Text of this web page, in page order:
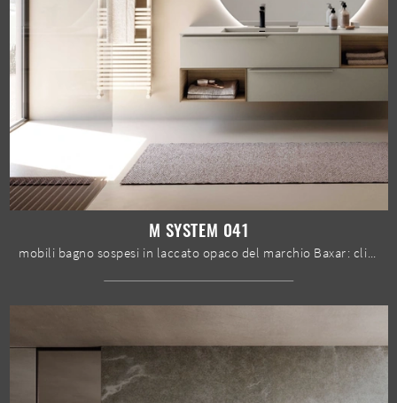
M SYSTEM 041
mobili bagno sospesi in laccato opaco del marchio Baxar: clicca e scopri l'arredo bagno moderno M System 041 per la stanza del benessere.